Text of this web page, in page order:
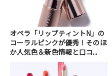
オペラ「リップティントN」の
コーラルピンクが優秀！そのほ
か人気色＆新色情報と口コ...